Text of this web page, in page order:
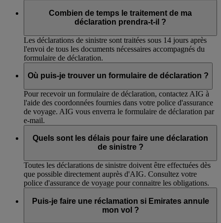
Combien de temps le traitement de ma
déclaration prendra-t-il ?
Les déclarations de sinistre sont traitées sous 14 jours après
l'envoi de tous les documents nécessaires accompagnés du
formulaire de déclaration.
Où puis-je trouver un formulaire de déclaration ?
Pour recevoir un formulaire de déclaration, contactez AIG à
l'aide des coordonnées fournies dans votre police d'assurance
de voyage. AIG vous enverra le formulaire de déclaration par
e-mail.
Quels sont les délais pour faire une déclaration
de sinistre ?
Toutes les déclarations de sinistre doivent être effectuées dès
que possible directement auprès d'AIG. Consultez votre
police d'assurance de voyage pour connaitre les obligations.
Puis-je faire une réclamation si Emirates annule
mon vol ?